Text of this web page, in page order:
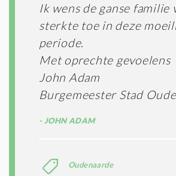
Ik wens de ganse familie
sterkte toe in deze
periode.
Met oprechte gevoelens
John Adam
Burgemeester Stad
JOHN ADAM
Oudenaarde